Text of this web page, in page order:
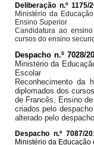
Deliberação n.º 1175/
Ministério da
Ensino Superior
Candidatura ao
cursos do ensino
Despacho n.º 7028/
Ministério da
Escolar
Reconhecimento da
diplomados dos
de Francês, Ensino
criados pelo
alterado pelo
Despacho n.º 7087/
Ministério da